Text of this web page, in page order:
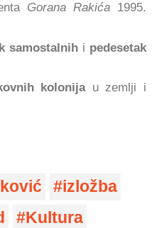
Gorana Rakića 1995.
samostalnih i pedesetak
kolonijau zemlji i
izložba
Kultura